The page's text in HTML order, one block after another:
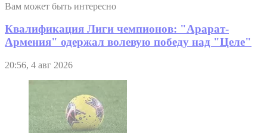
Вам может быть интересно
Квалификация Лиги чемпионов: "Арарат-
Армения" одержал волевую победу над "Целе"
20:56, 4 авг 2026